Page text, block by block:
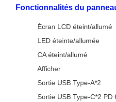
Fonctionnalités du
Écran LCD éteint/allumé
LED éteinte/allumée
CA éteint/allumé
Afficher
Sortie USB Type-A*2
Sortie USB Type-C*2 PD